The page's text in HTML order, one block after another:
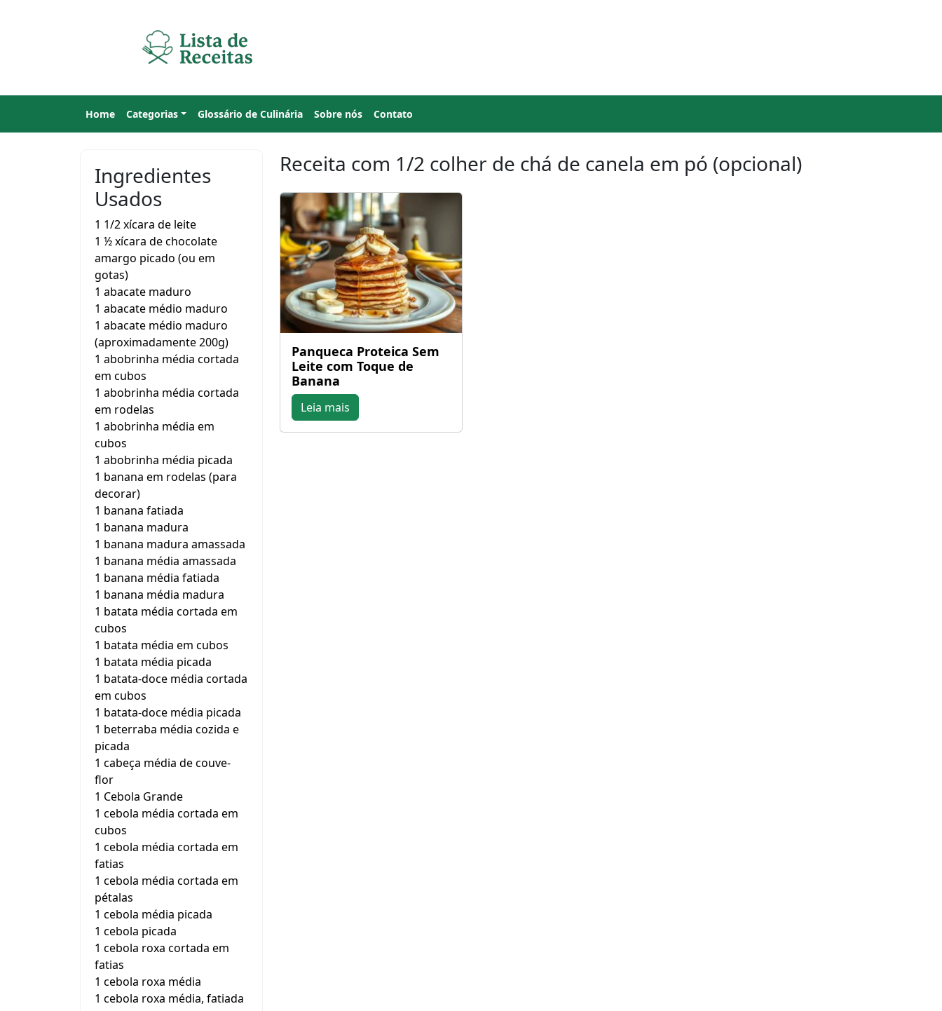
Home Categorias Glossário de Culinária Sobre nós Contato
Ingredientes
Usados
1 1/2 xícara de leite
1 ½ xícara de chocolate
amargo picado (ou em
gotas)
1 abacate maduro
1 abacate médio maduro
1 abacate médio maduro
(aproximadamente 200g)
1 abobrinha média cortada
em cubos
1 abobrinha média cortada
em rodelas
1 abobrinha média em
cubos
1 abobrinha média picada
1 banana em rodelas (para
decorar)
1 banana fatiada
1 banana madura
1 banana madura amassada
1 banana média amassada
1 banana média fatiada
1 banana média madura
1 batata média cortada em
cubos
1 batata média em cubos
1 batata média picada
1 batata-doce média cortada
em cubos
1 batata-doce média picada
1 beterraba média cozida e
picada
1 cabeça média de couve-
flor
1 Cebola Grande
1 cebola média cortada em
cubos
1 cebola média cortada em
fatias
1 cebola média cortada em
pétalas
1 cebola média picada
1 cebola picada
1 cebola roxa cortada em
fatias
1 cebola roxa média
1 cebola roxa média, fatiada
Receita com 1/2 colher de chá de canela em pó (opcional)
Panqueca Proteica Sem
Leite com Toque de
Banana
Leia mais